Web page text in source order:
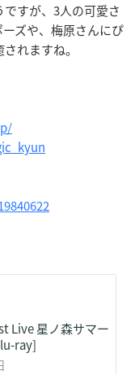
すが、3人の可愛さ
ズや、梅原さんにぴ
れますね。
Live 星ノ森サマー
ray]